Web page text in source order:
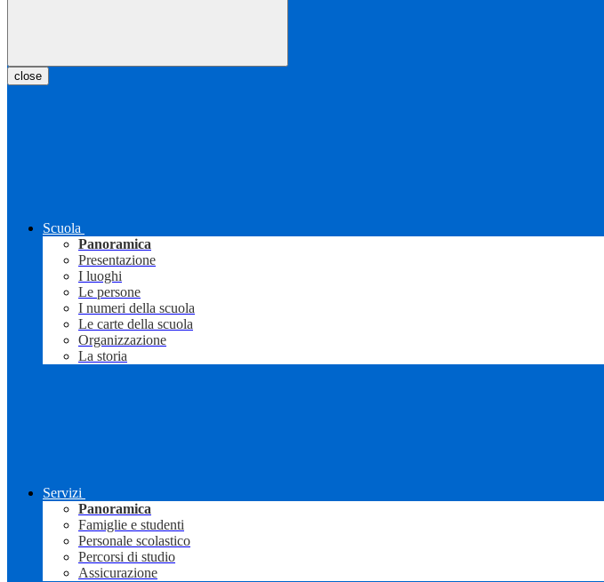
close
Scuola
Panoramica
Presentazione
I luoghi
Le persone
I numeri della scuola
Le carte della scuola
Organizzazione
La storia
Servizi
Panoramica
Famiglie e studenti
Personale scolastico
Percorsi di studio
Assicurazione